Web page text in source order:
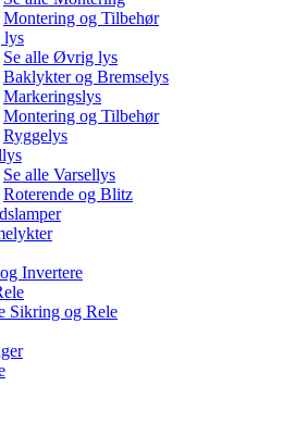
Montering og Tilbehør
Se alle Øvrig lys
Baklykter og Bremselys
Markeringslys
Montering og Tilbehør
Ryggelys
Se alle Varsellys
Roterende og Blitz
Invertere
Sikring og Rele